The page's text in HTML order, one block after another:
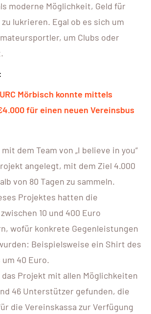
moderne Möglichkeit, Geld für
lukrieren. Egal ob es sich um
um Clubs oder
Mörbisch konnte mittels
für einen neuen Vereinsbus
dem Team von „I believe in you“
angelegt, mit dem Ziel 4.000
von 80 Tagen zu sammeln.
Projektes hatten die
10 und 400 Euro
wofür konkrete Gegenleistungen
Beispielsweise ein Shirt des
40 Euro.
das Projekt mit allen Möglichkeiten
46 Unterstützer gefunden, die
die Vereinskassa zur Verfügung